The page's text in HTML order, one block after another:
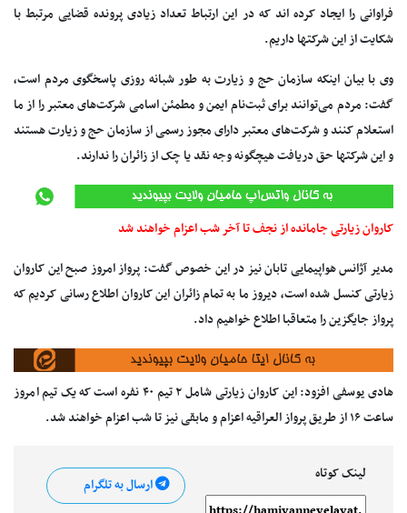
فراوانی را ایجاد کرده اند که در این ارتباط تعداد زیادی پرونده قضایی مرتبط با
شکایت از این شرکتها داریم.
وی با بیان اینکه سازمان حج و زیارت به طور شبانه روزی پاسخگوی مردم است،
گفت: مردم می‌توانند برای ثبت‌نام ایمن و مطمئن اسامی شرکت‌های معتبر را از ما
استعلام کنند و شرکت‌های معتبر دارای مجوز رسمی از سازمان حج و زیارت هستند
و این شرکتها حق دریافت هیچگونه وجه نقد یا چک از زائران را ندارند.
کاروان زیارتی جامانده از نجف تا آخر شب اعزام خواهند شد
مدیر آژانس هواپیمایی تابان نیز در این خصوص گفت: پرواز امروز صبح این کاروان
زیارتی کنسل شده است، دیروز ما به تمام زائران این کاروان اطلاع رسانی کردیم که
پرواز جایگزین را متعاقبا اطلاع خواهیم داد.
هادی یوسفی افزود: این کاروان زیارتی شامل ۲ تیم ۴۰ نفره است که یک تیم امروز
ساعت ۱۶ از طریق پرواز العراقیه اعزام و مابقی نیز تا شب اعزام خواهند شد.
لینک کوتاه
ارسال به تلگرام